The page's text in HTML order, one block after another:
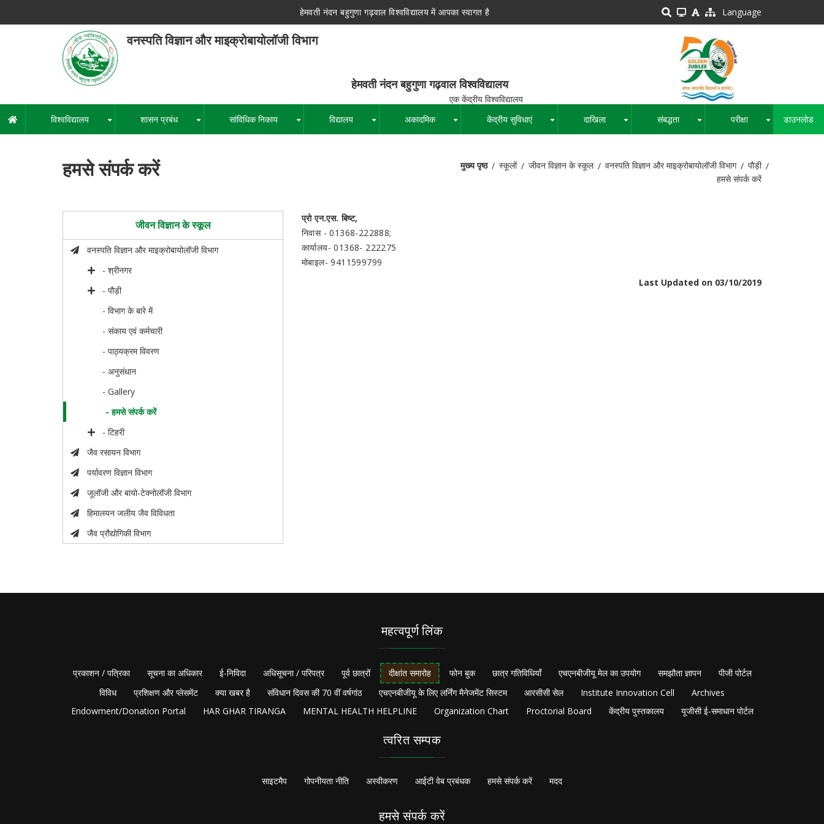
हेमवती नंदन बहुगुणा गढ़वाल विश्वविद्यालय में आपका स्वागत है Language
वनस्पति विज्ञान और माइक्रोबायोलॉजी विभाग
हेमवती नंदन बहुगुणा गढ़वाल विश्वविद्यालय
एक केंद्रीय विश्वविद्यालय
मुख्य
नेविगेशन
विश्वविद्यालय शासन प्रबंध सांविधिक निकाय विद्यालय अकादमिक केंद्रीय सुविधाएं दाखिला संबद्धता परीक्षा डाउनलोड
हमसे संपर्क करें मुख्य पृष्ठ स्कूलों जीवन विज्ञान के स्कूल वनस्पति विज्ञान और माइक्रोबायोलॉजी विभाग
पौड़ी
हमसे संपर्क करें
जीवन विज्ञान के स्कूल
वनस्पति विज्ञान और माइक्रोबायोलॉजी विभाग
- श्रीनगर
- पौड़ी
- विभाग के बारे में
- संकाय एवं कर्मचारी
- पाठ्यक्रम विवरण
- अनुसंधान
- Gallery
- हमसे संपर्क करें
- टिहरी
जैव रसायन विभाग
पर्यावरण विज्ञान विभाग
जूलॉजी और बायो-टेक्नोलॉजी विभाग
हिमालयन जलीय जैव विविधता
जैव प्रौद्योगिकी विभाग
प्रो एन.एस. बिष्ट,
निवास - 01368-222888;
कार्यालय- 01368- 222275
मोबाइल- 9411599799
Last Updated on 03/10/2019
महत्वपूर्ण लिंक
प्रकाशन / पत्रिका सूचना का अधिकार ई-निविदा अधिसूचना / परिपत्र पूर्व छात्रों दीक्षांत समारोह फोन बुक छात्र गतिविधियाँ एचएनबीजीयू मेल का उपयोग समझौता ज्ञापन
पीजी पोर्टल
विविध
प्रशिक्षण और प्लेसमेंट क्या खबर है संविधान दिवस की 70 वीं वर्षगांठ एचएनबीजीयू के लिए लर्निंग मैनेजमेंट सिस्टम आरसीसी सेल Institute Innovation Cell
Archives
Endowment/Donation Portal
HAR GHAR TIRANGA MENTAL HEALTH HELPLINE Organization Chart Proctorial Board केंद्रीय पुस्तकालय यूजीसी ई-समाधान पोर्टल
त्वरित सम्पक
साइटमैप गोपनीयता नीति अस्वीकरण आईटी वेब प्रबंधक हमसे संपर्क करें मदद
हमसे संपर्क करें